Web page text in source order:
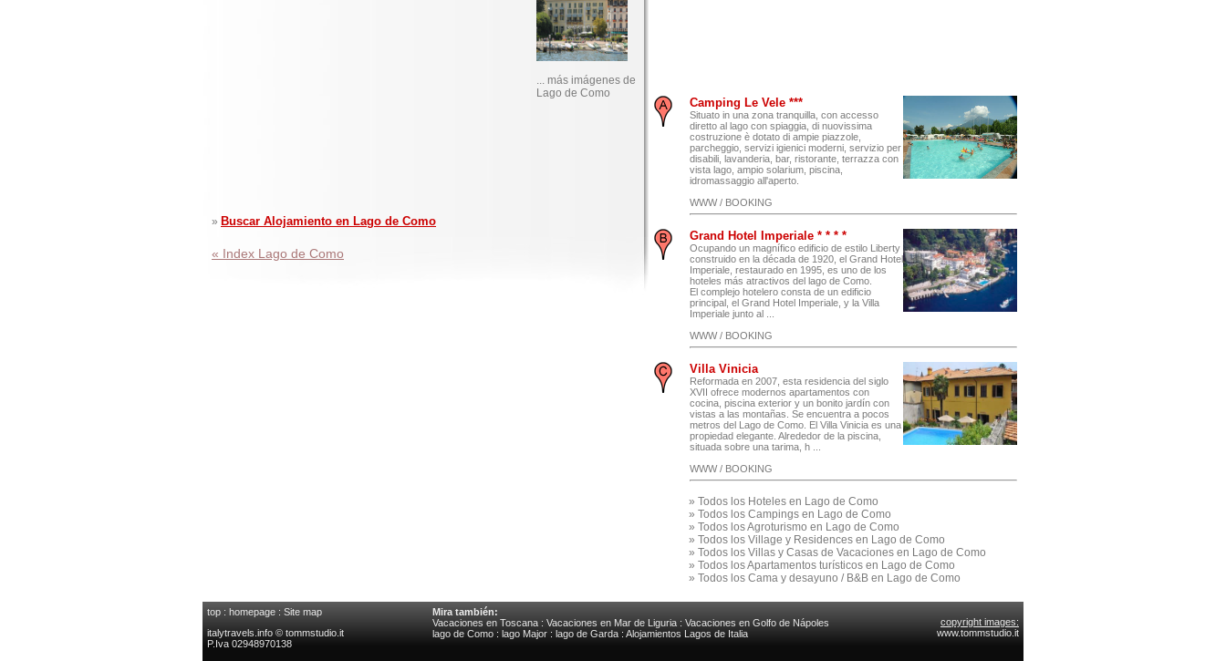
... más imágenes de
Lago de Como
» Buscar Alojamiento en Lago de Como
« Index Lago de Como
Camping Le Vele ***
Situato in una zona tranquilla, con accesso
diretto al lago con spiaggia, di nuovissima
costruzione è dotato di ampie piazzole,
parcheggio, servizi igienici moderni, servizio per
disabili, lavanderia, bar, ristorante, terrazza con
vista lago, ampio solarium, piscina,
idromassaggio all'aperto.
WWW / BOOKING
Grand Hotel Imperiale * * * *
Ocupando un magnífico edificio de estilo Liberty
construido en la década de 1920, el Grand Hotel
Imperiale, restaurado en 1995, es uno de los
hoteles más atractivos del lago de Como.
El complejo hotelero consta de un edificio
principal, el Grand Hotel Imperiale, y la Villa
Imperiale junto al ...
WWW / BOOKING
Villa Vinicia
Reformada en 2007, esta residencia del siglo
XVII ofrece modernos apartamentos con
cocina, piscina exterior y un bonito jardín con
vistas a las montañas. Se encuentra a pocos
metros del Lago de Como. El Villa Vinicia es una
propiedad elegante. Alrededor de la piscina,
situada sobre una tarima, h ...
WWW / BOOKING
» Todos los Hoteles en Lago de Como
» Todos los Campings en Lago de Como
» Todos los Agroturismo en Lago de Como
» Todos los Village y Residences en Lago de Como
» Todos los Villas y Casas de Vacaciones en Lago de Como
» Todos los Apartamentos turísticos en Lago de Como
» Todos los Cama y desayuno / B&B en Lago de Como
top : homepage : Site map
italytravels.info © tommstudio.it
P.Iva 02948970138
Mira también:
Vacaciones en Toscana : Vacaciones en Mar de Liguria : Vacaciones en Golfo de Nápoles
lago de Como : lago Major : lago de Garda : Alojamientos Lagos de Italia
copyright images:
www.tommstudio.it